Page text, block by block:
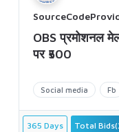
Social media Fb
OBS प्रमोशनल
पर ₹500
365 Days Total